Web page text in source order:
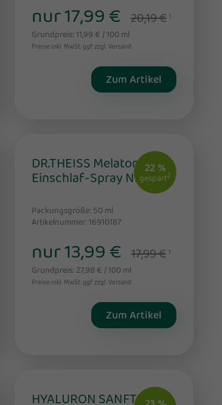
nur 17,99 € 20,19 € 1
Grundpreis: 11,99 € / 100 ml
Preise inkl. MwSt. ggf. zzgl. Versand
Zum Artikel
22 %
gespart2
DR.THEISS Melatonin
Einschlaf-Spray NEM
Packungsgröße: 50 ml
Artikelnummer: 16910187
nur 13,99 € 17,99 € 1
Grundpreis: 27,98 € / 100 ml
Preise inkl. MwSt. ggf. zzgl. Versand
Zum Artikel
HYALURON SANFTE